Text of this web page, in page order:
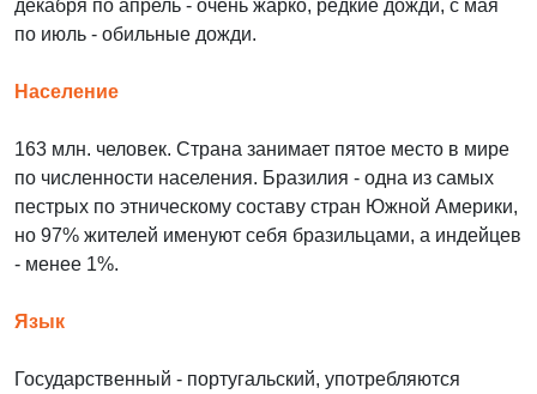
декабря по апрель - очень жарко, редкие дожди, с мая
по июль - обильные дожди.
Население
163 млн. человек. Страна занимает пятое место в мире
по численности населения. Бразилия - одна из самых
пестрых по этническому составу стран Южной Америки,
но 97% жителей именуют себя бразильцами, а индейцев
- менее 1%.
Язык
Государственный - португальский, употребляются